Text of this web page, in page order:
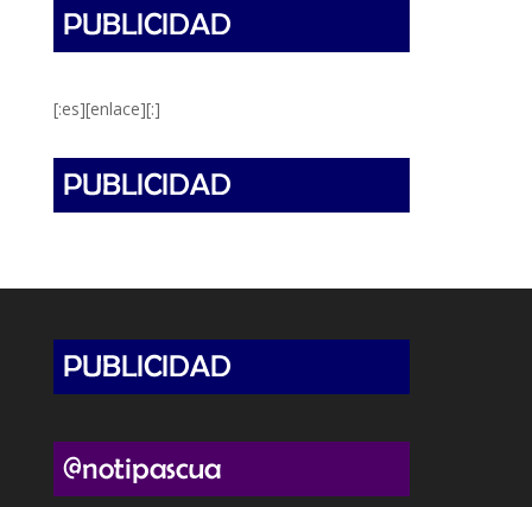
[:es][enlace][:]